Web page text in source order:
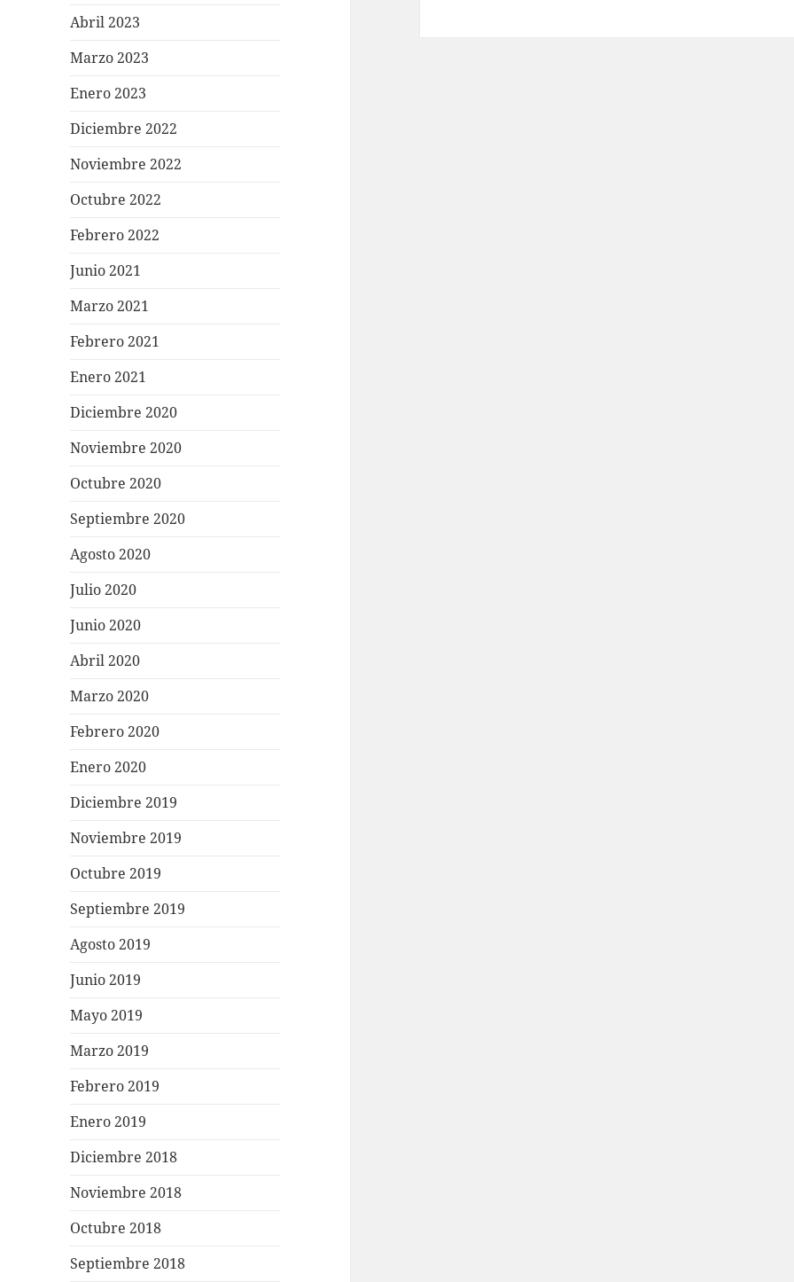
Abril 2023
Marzo 2023
Enero 2023
Diciembre 2022
Noviembre 2022
Octubre 2022
Febrero 2022
Junio 2021
Marzo 2021
Febrero 2021
Enero 2021
Diciembre 2020
Noviembre 2020
Octubre 2020
Septiembre 2020
Agosto 2020
Julio 2020
Junio 2020
Abril 2020
Marzo 2020
Febrero 2020
Enero 2020
Diciembre 2019
Noviembre 2019
Octubre 2019
Septiembre 2019
Agosto 2019
Junio 2019
Mayo 2019
Marzo 2019
Febrero 2019
Enero 2019
Diciembre 2018
Noviembre 2018
Octubre 2018
Septiembre 2018